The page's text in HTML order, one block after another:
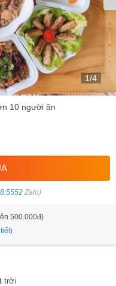
1/4
10 người ăn
Zalo)
500.000đ)
trời